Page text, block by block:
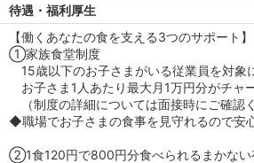
待遇・福利厚生
【働くあなたの食を支える3つのサポート】
①家族食堂制度
15歳以下のお子さまがいる従業員を対象
お子さま1人あたり最大月1万円分がチャ
（制度の詳細については面接時にご確認く
◆職場でお子さまの食事を見守れるので安
②1食120円で800円分食べられるまかない